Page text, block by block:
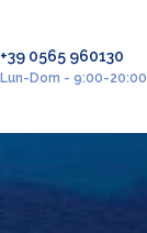
+39 0565 960130
Lun-Dom - 9:00-20:00